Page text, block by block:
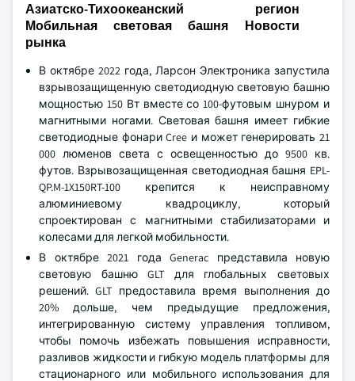
Азиатско-Тихоокеанский регион
Мобильная световая башня Новости
рынка
В октябре 2022 года, Ларсон Электроника запустила
взрывозащищенную светодиодную световую башню
мощностью 150 Вт вместе со 100-футовым шнуром и
магнитными ногами. Световая башня имеет гибкие
светодиодные фонари Cree и может генерировать 21
000 люменов света с освещенностью до 9500 кв.
футов. Взрывозащищенная светодиодная башня EPL-
QP.M-1X150RT-100 крепится к неисправному
алюминиевому квадроциклу, который
спроектирован с магнитными стабилизаторами и
колесами для легкой мобильности.
В октябре 2021 года Generac представила новую
световую башню GLT для глобальных световых
решений. GLT предоставила время выполнения до
20% дольше, чем предыдущие предложения,
интегрированную систему управления топливом,
чтобы помочь избежать повышения исправности,
разливов жидкости и гибкую модель платформы для
стационарного или мобильного использования для